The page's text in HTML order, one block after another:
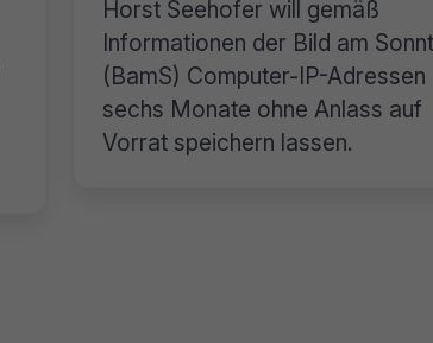
Horst Seehofer will gemäß
Informationen der Bild am
(BamS) Computer-IP-Adressen
sechs Monate ohne Anlass auf
Vorrat speichern lassen.